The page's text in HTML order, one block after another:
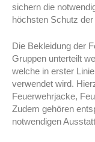
sichern die
höchsten Schutz
Die Bekleidung der
Gruppen unterteilt
welche in erster
verwendet wird.
Feuerwehrjacke,
Zudem gehören
notwendigen